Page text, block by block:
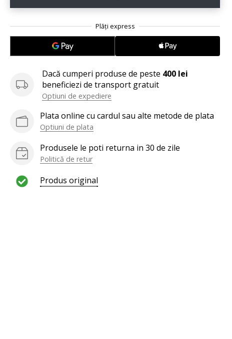
Dacă cumperi produse de peste 400 lei
beneficiezi de transport gratuit
Optiuni de expediere
Plata online cu cardul sau alte metode de plata
Optiuni de plata
Produsele le poti returna in 30 de zile
Politică de retur
Produs original